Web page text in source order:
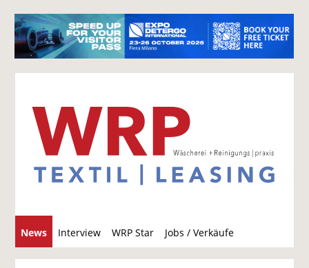
News Interview WRP Star Jobs / Verkäufe
u
c